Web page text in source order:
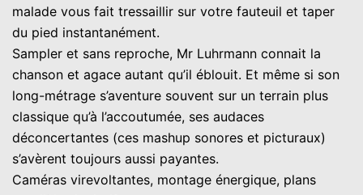
malade vous fait tressaillir sur votre fauteuil et taper
du pied instantanément.
Sampler et sans reproche, Mr Luhrmann connait la
chanson et agace autant qu’il éblouit. Et même si son
long-métrage s’aventure souvent sur un terrain plus
classique qu’à l’accoutumée, ses audaces
déconcertantes (ces mashup sonores et picturaux)
s’avèrent toujours aussi payantes.
Caméras virevoltantes, montage énergique, plans